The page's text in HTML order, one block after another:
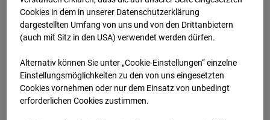
Campus BT 1-3
Stuttgart
Zur Übersicht
Cookies in dem in unserer Datenschutzerklärung
dargestellten Umfang von uns und von den Drittanbietern
(auch mit Sitz in den USA) verwendet werden dürfen.
Alternativ können Sie unter „Cookie-Einstellungen“ einzelne
Einstellungsmöglichkeiten zu den von uns eingesetzten
Cookies vornehmen oder nur dem Einsatz von unbedingt
erforderlichen Cookies zustimmen.